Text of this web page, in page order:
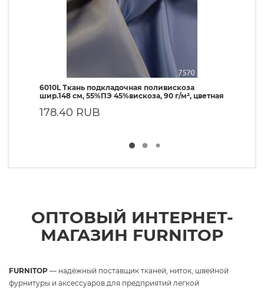
6010L Ткань подкладочная поливискоза
шир.148 см, 55%ПЭ 45%вискоза, 90 г/м², цветная
178.40 RUB
ОПТОВЫЙ ИНТЕРНЕТ-
МАГАЗИН FURNITOP
FURNITOP — надёжный поставщик тканей, ниток, швейной
фурнитуры и аксессуаров для предприятий легкой